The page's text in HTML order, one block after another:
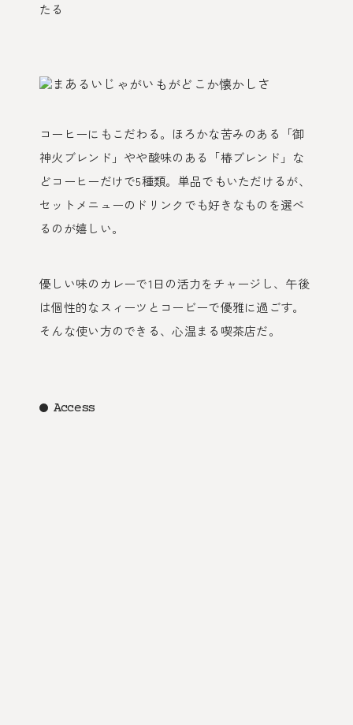
たる
コーヒーにもこだわる。ほろかな苦みのある「御
神火ブレンド」やや酸味のある「椿ブレンド」な
どコーヒーだけで5種類。単品でもいただけるが、
セットメニューのドリンクでも好きなものを選べ
るのが嬉しい。
優しい味のカレーで1日の活力をチャージし、午後
は個性的なスィーツとコービーで優雅に過ごす。
そんな使い方のできる、心温まる喫茶店だ。
Access